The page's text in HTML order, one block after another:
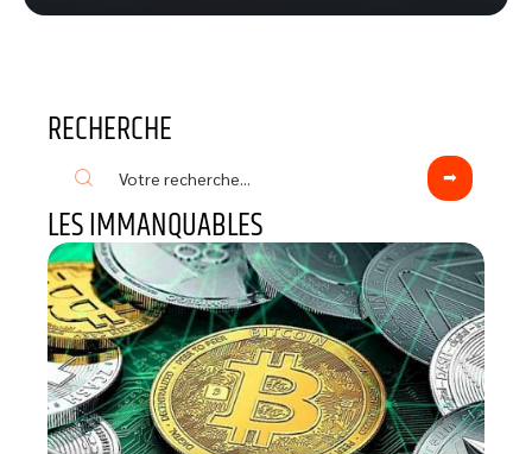
RECHERCHE
LES IMMANQUABLES